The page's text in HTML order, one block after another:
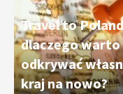
Travel to
dlaczego warto
odkrywać
kraj na nowo?
4
Czy
geodety